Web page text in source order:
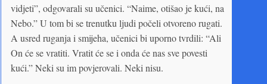
vidjeti”, odgovarali su učenici. “Naime, otišao je kući, na
Nebo.” U tom bi se trenutku ljudi počeli otvoreno rugati.
A usred ruganja i smijeha, učenici bi uporno tvrdili: “Ali
On će se vratiti. Vratit će se i onda će nas sve povesti
kući.” Neki su im povjerovali. Neki nisu.